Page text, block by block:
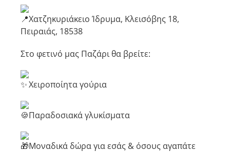
Χατζηκυριάκειο Ίδρυμα, Κλεισόβης 18,
Πειραιάς, 18538
Στο φετινό μας Παζάρι θα βρείτε:
Χειροποίητα γούρια
Παραδοσιακά γλυκίσματα
Μοναδικά δώρα για εσάς & όσους αγαπάτε